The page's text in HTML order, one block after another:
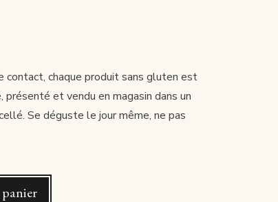
contact, chaque produit sans gluten est
et vendu en magasin dans un
Se déguste le jour même, ne pas